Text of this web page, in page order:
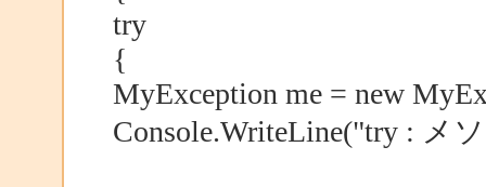
try
{
MyException me = new
Console.WriteLine("try : メ